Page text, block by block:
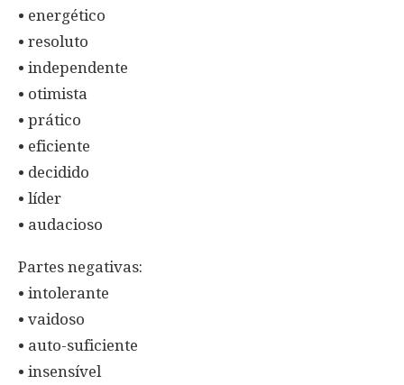
• energético
• resoluto
• independente
• otimista
• prático
• eficiente
• decidido
• líder
• audacioso
Partes negativas:
• intolerante
• vaidoso
• auto-suficiente
• insensível